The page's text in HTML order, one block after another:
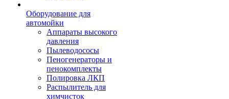
Оборудование для
автомойки
Аппараты высокого
давления
Пылеводососы
Пеногенераторы и
пенокомплекты
Полировка ЛКП
Распылитель для
химчисток